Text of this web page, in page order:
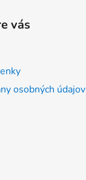
vás
osobných údajov